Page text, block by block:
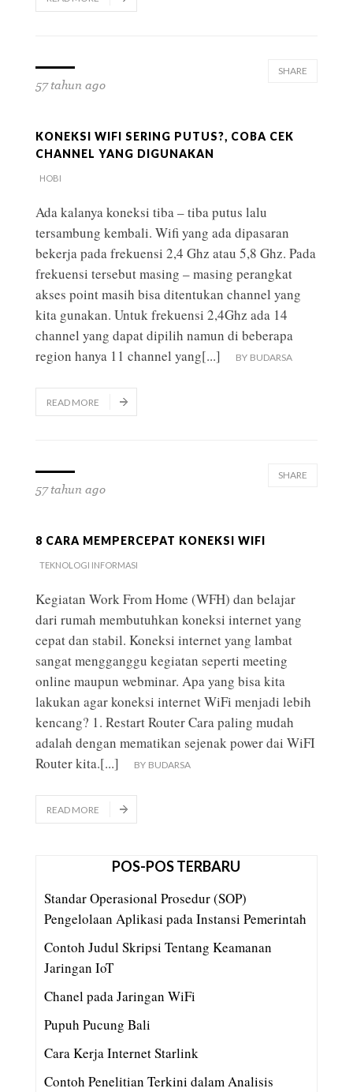
57 tahun ago
SHARE
KONEKSI WIFI SERING PUTUS?, COBA CEK
CHANNEL YANG DIGUNAKAN
HOBI
Ada kalanya koneksi tiba – tiba putus lalu
tersambung kembali. Wifi yang ada dipasaran
bekerja pada frekuensi 2,4 Ghz atau 5,8 Ghz. Pada
frekuensi tersebut masing – masing perangkat
akses point masih bisa ditentukan channel yang
kita gunakan. Untuk frekuensi 2,4Ghz ada 14
channel yang dapat dipilih namun di beberapa
region hanya 11 channel yang[...] BY BUDARSA
READ MORE
57 tahun ago
SHARE
8 CARA MEMPERCEPAT KONEKSI WIFI
TEKNOLOGI INFORMASI
Kegiatan Work From Home (WFH) dan belajar
dari rumah membutuhkan koneksi internet yang
cepat dan stabil. Koneksi internet yang lambat
sangat mengganggu kegiatan seperti meeting
online maupun webminar. Apa yang bisa kita
lakukan agar koneksi internet WiFi menjadi lebih
kencang? 1. Restart Router Cara paling mudah
adalah dengan mematikan sejenak power dai WiFI
Router kita.[...] BY BUDARSA
READ MORE
POS-POS TERBARU
Standar Operasional Prosedur (SOP)
Pengelolaan Aplikasi pada Instansi Pemerintah
Contoh Judul Skripsi Tentang Keamanan
Jaringan IoT
Chanel pada Jaringan WiFi
Pupuh Pucung Bali
Cara Kerja Internet Starlink
Contoh Penelitian Terkini dalam Analisis